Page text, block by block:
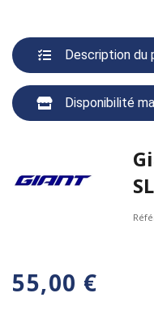
Description du
Disponibilité
SL
55,00 €